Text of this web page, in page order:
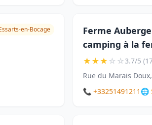
en-Bocage
Ferme
camping à la
★★★☆☆3.7/5
Rue du Marais
📞 +33251491211 🌐